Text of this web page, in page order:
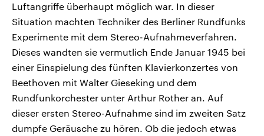
Luftangriffe überhaupt möglich war. In dieser
Situation machten Techniker des Berliner Rundfunks
Experimente mit dem Stereo-Aufnahmeverfahren.
Dieses wandten sie vermutlich Ende Januar 1945 bei
einer Einspielung des fünften Klavierkonzertes von
Beethoven mit Walter Gieseking und dem
Rundfunkorchester unter Arthur Rother an. Auf
dieser ersten Stereo-Aufnahme sind im zweiten Satz
dumpfe Geräusche zu hören. Ob die jedoch etwas